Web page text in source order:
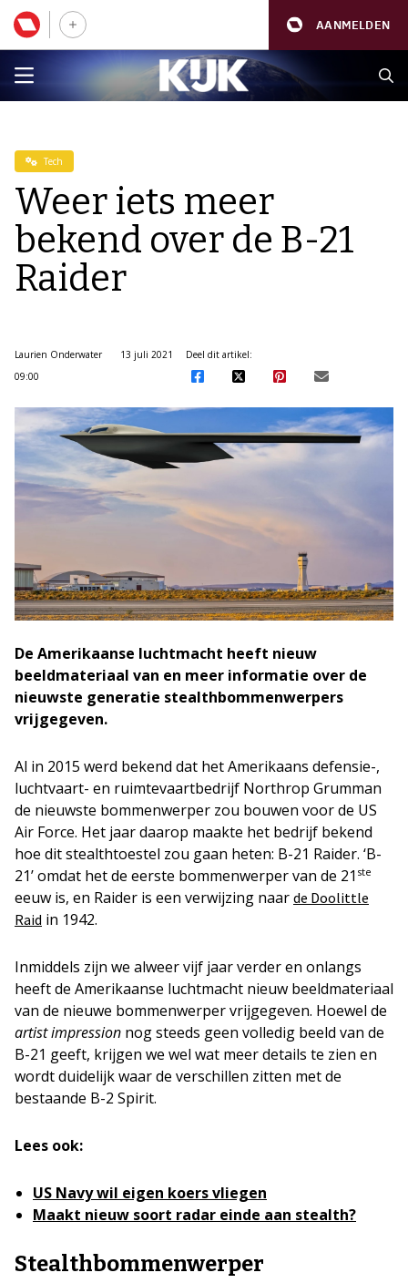
AANMELDEN
Tech
Weer iets meer
bekend over de B-21
Raider
Laurien Onderwater
13 juli 2021
09:00
Deel dit artikel:
De Amerikaanse luchtmacht heeft nieuw
beeldmateriaal van en meer informatie over de
nieuwste generatie stealthbommenwerpers
vrijgegeven.
Al in 2015 werd bekend dat het Amerikaans defensie-,
luchtvaart- en ruimtevaartbedrijf Northrop Grumman
de nieuwste bommenwerper zou bouwen voor de US
Air Force. Het jaar daarop maakte het bedrijf bekend
hoe dit stealthtoestel zou gaan heten: B-21 Raider. ‘B-
21’ omdat het de eerste bommenwerper van de 21 ste
eeuw is, en Raider is een verwijzing naar de Doolittle
Raid in 1942.
Inmiddels zijn we alweer vijf jaar verder en onlangs
heeft de Amerikaanse luchtmacht nieuw beeldmateriaal
van de nieuwe bommenwerper vrijgegeven. Hoewel de
artist impression nog steeds geen volledig beeld van de
B-21 geeft, krijgen we wel wat meer details te zien en
wordt duidelijk waar de verschillen zitten met de
bestaande B-2 Spirit.
Lees ook:
US Navy wil eigen koers vliegen
Maakt nieuw soort radar einde aan stealth?
Stealthbommenwerper